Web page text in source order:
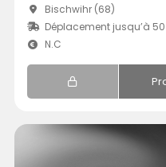
Bischwihr (68)
Déplacement jusqu’à
N.C